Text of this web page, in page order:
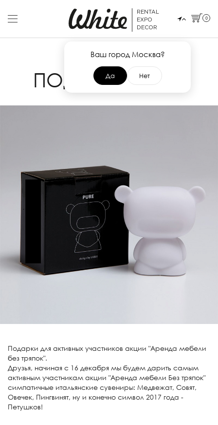
RENTAL
EXPO
DECOR
Ваш город Москва?
Да Нет
0
6 ДЕКАБРЯ 2016
ПОДАРКИ-2017!
Подарки для активных участников акции "Аренда мебели
без тряпок".
Друзья, начиная с 16 декабря мы будем дарить самым
активным участникам акции "Аренда мебели Без тряпок"
симпатичные итальянские сувениры: Медвежат, Совят,
Овечек, Пингвинят, ну и конечно символ 2017 года -
Петушков!